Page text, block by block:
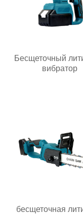
Бесщеточный
вибратор
бесщеточная